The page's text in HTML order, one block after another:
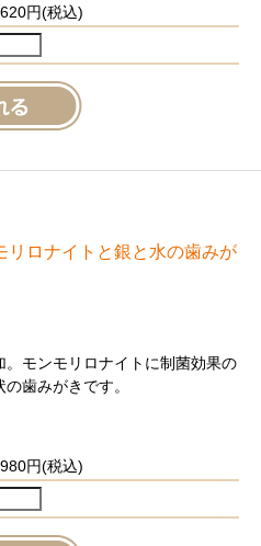
円(税込)
リロナイトと銀と⽔の⻭みが
モンモリロナイトに制菌効果の
歯みがきです。
円(税込)